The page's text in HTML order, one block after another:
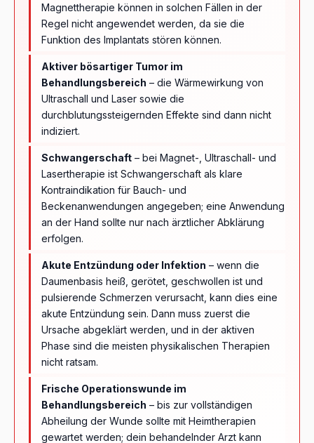
Magnettherapie können in solchen Fällen in der
Regel nicht angewendet werden, da sie die
Funktion des Implantats stören können.
Aktiver bösartiger Tumor im
Behandlungsbereich – die Wärmewirkung von
Ultraschall und Laser sowie die
durchblutungssteigernden Effekte sind dann nicht
indiziert.
Schwangerschaft – bei Magnet-, Ultraschall- und
Lasertherapie ist Schwangerschaft als klare
Kontraindikation für Bauch- und
Beckenanwendungen angegeben; eine Anwendung
an der Hand sollte nur nach ärztlicher Abklärung
erfolgen.
Akute Entzündung oder Infektion – wenn die
Daumenbasis heiß, gerötet, geschwollen ist und
pulsierende Schmerzen verursacht, kann dies eine
akute Entzündung sein. Dann muss zuerst die
Ursache abgeklärt werden, und in der aktiven
Phase sind die meisten physikalischen Therapien
nicht ratsam.
Frische Operationswunde im
Behandlungsbereich – bis zur vollständigen
Abheilung der Wunde sollte mit Heimtherapien
gewartet werden; dein behandelnder Arzt kann